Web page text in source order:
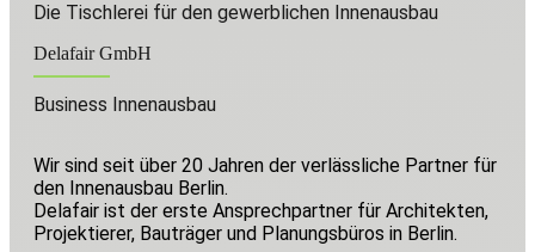
Die Tischlerei für den gewerblichen Innenausbau
Delafair GmbH
Business Innenausbau
Wir sind seit über 20 Jahren der verlässliche Partner für
den Innenausbau Berlin.
Delafair ist der erste Ansprechpartner für Architekten,
Projektierer, Bauträger und Planungsbüros in Berlin.